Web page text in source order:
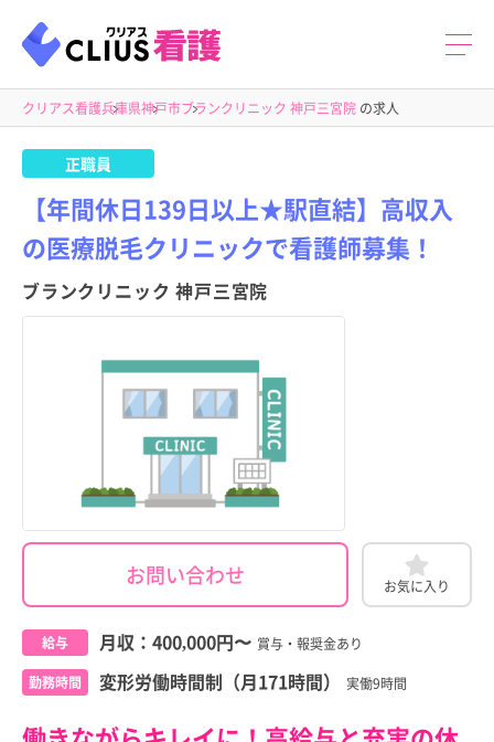
クリアス看護兵庫県神戸市ブランクリニック 神戸三宮院 の求人
正職員
【年間休日139日以上★駅直結】高収入
の医療脱毛クリニックで看護師募集！
ブランクリニック 神戸三宮院
お問い合わせ お気に入り
給与 月収： 400,000円〜 賞与・報奨金あり
勤務時間 変形労働時間制（月171時間） 実働9時間